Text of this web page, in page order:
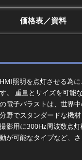
価格表／資料
照明を点灯させる為
。 重量とサイズを可能
電子バラストは、世界
野でスタンダードな機
影用に300Hz周波数点
が可能なタイプなど、